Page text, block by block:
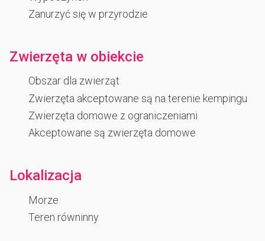
Zanurzyć się w przyrodzie
Zwierzęta w obiekcie
Obszar dla zwierząt
Zwierzęta akceptowane są na terenie kempingu
Zwierzęta domowe z ograniczeniami
Akceptowane są zwierzęta domowe
Lokalizacja
Morze
Teren równinny